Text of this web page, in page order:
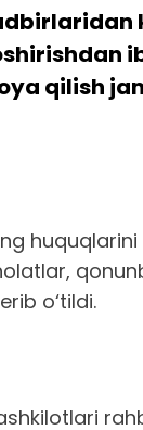
qilish
o‘tildi.